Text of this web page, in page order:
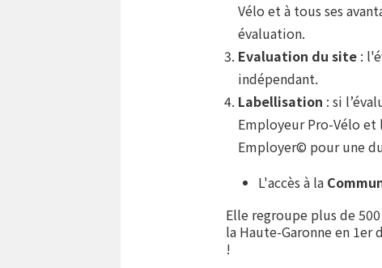
Vélo et à tous ses
évaluation.
Evaluation du site :
indépendant.
Labellisation : si
Employeur Pro-Vélo
Employer© pour une
L'accès à la
Elle regroupe plus de
la Haute-Garonne en
!